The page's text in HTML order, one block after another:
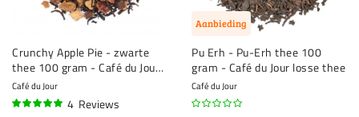
Crunchy Apple Pie - zwarte
thee 100 gram - Café du Jour
losse thee
Café du Jour
4 Reviews
Aanbieding
Pu Erh - Pu-Erh thee 100
gram - Café du Jour losse thee
Café du Jour